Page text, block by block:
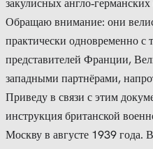
закулисных
Обращаю внимание: они
практически одновременно с
представителей Франции,
западными партнёрами,
Приведу в связи с этим
инструкция британской
Москву в августе 1939 года.